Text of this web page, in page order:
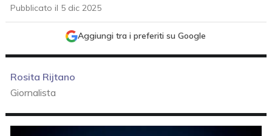
Pubblicato il 5 dic 2025
Aggiungi tra i preferiti su Google
Rosita Rijtano
Giornalista